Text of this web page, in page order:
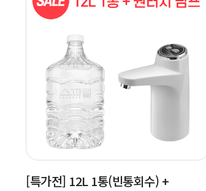
[특가전] 12L 1통(빈통회수) +